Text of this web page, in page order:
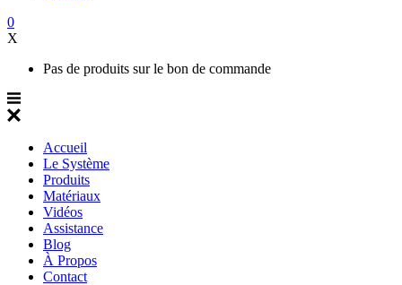
0
X
Pas de produits sur le bon de commande
Accueil
Le Système
Produits
Matériaux
Vidéos
Assistance
Blog
À Propos
Contact